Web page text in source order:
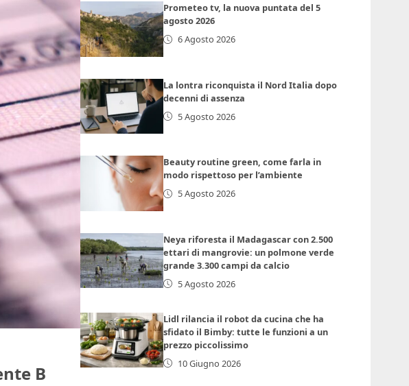
B
Prometeo tv, la nuova puntata del 5
agosto 2026
6 Agosto 2026
La lontra riconquista il Nord Italia dopo
decenni di assenza
5 Agosto 2026
Beauty routine green, come farla in
modo rispettoso per l’ambiente
5 Agosto 2026
Neya riforesta il Madagascar con 2.500
ettari di mangrovie: un polmone verde
grande 3.300 campi da calcio
5 Agosto 2026
Lidl rilancia il robot da cucina che ha
sfidato il Bimby: tutte le funzioni a un
prezzo piccolissimo
10 Giugno 2026